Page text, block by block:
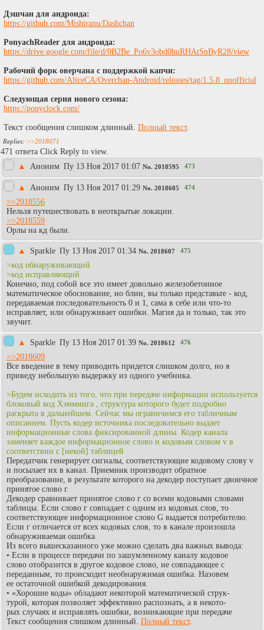
Дэшчан для андроида:
https://github.com/Mishiranu/Dashchan
PonyachReader для андроида:
https://drive.google.com/file/d/0B2Be_Po6v3obd0huRHAtSnByR28/view
Рабочий форк оверчана с поддержкой капчи:
https://github.com/AliceCA/Overchan-Android/releases/tag/1.5.8_unofficial
Следующая серия нового сезона:
https://ponyclock.com/
Текст сообщения слишком длинный. Полный текст.
>>2018071
471 ответа Click Reply to view.
▲
Аноним Пy 13 Ноя 2017 01:07 No. 2018595 473
▲ Аноним Пy 13 Ноя 2017 01:29 No. 2018605 474
>>2018556
Нельзя путешествовать в неоткрытые локации.
>>2018559
Орлы на кд были.
▲ Sparkle Пy 13 Ноя 2017 01:34 No. 2018607 475
>код обнаруживающий
>код исправляющий
Конечно, под собой все это имеет довольно железобетонное
математическое обоснование, но блин, вы только представьте - код,
передаваемая последовательность 0 и 1, сама в себе или что-то
исправляет, или обнаруживает ошибки. Магия да и только, так это
звучит.
▲ Sparkle Пy 13 Ноя 2017 01:39 No. 2018612 476
>>2018609
Все введение в тему приводить придется слишком долго, но я
приведу небольшую выдержку из одного учебника.
>Будем исходить из того, что при передаче информации используется
блоковый код Хэмминга , структура которого будет подробно
раскрыта в дальнейшем. Сейчас мы ограничимся его табличным
описанием. Пусть кодер источника последовательно выдает
информационные слова фиксированной длины. Кодер канала
заменяет каждое информационное слово и кодовым словом v в
соответствии с [некой] таблицей
Передатчик генерирует сигналы, соответствующие кодовому слову v
и посылает их в канал. Приемник производит обратное
преобразование, в результате которого на декодер поступает двоичное
принятое слово г.
Декодер сравнивает принятое слово г со всеми кодовыми словами
таблицы. Если слово г совпадает с одним из кодовых слов, то
соответствующее информационное слово G выдается потребителю.
Если г отличается от всех кодовых слов, то в канале произошла
обнаруживаемая ошибка.
Из всего вышесказанного уже можно сделать два важных вывода:
• Если в процессе передачи по зашумленному каналу кодовое
слово отобразится в другое кодовое слово, не совпадающее с
переданным, то происходит необнаружимая ошибка. Назовем
ее остаточной ошибкой декодирования.
• «Хорошие коды» обладают некоторой математической струк-
турой, которая позволяет эффективно распознать, а в некото-
рых случаях и исправлять ошибки, возникающие при передаче
Текст сообщения слишком длинный. Полный текст.